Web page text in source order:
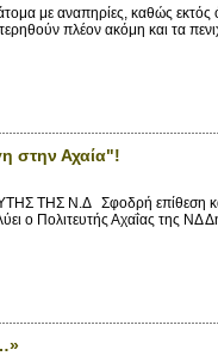
με αναπηρίες, καθώς
πλέον ακόμη και τα
στην Αχαία"!
ΤΗΣ Ν.Δ Σφοδρή επίθεση
ο Πολιτευτής Αχαΐας της ΝΔ